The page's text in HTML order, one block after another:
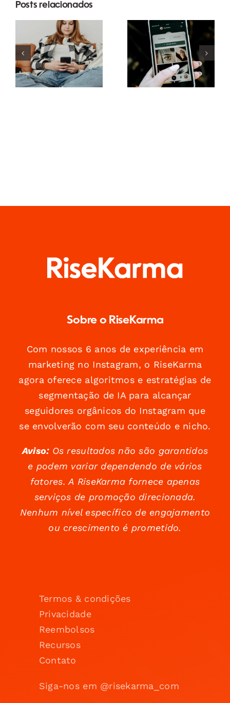
Posts relacionados
Estratégias
inovadoras
para
aumentar a
visibilidade
de grupos
no
Melhores
práticas
para usar
filtros de
realidade
aumentada
Sobre o RiseKarma
Com nossos 6 anos de experiência em
marketing no Instagram, o RiseKarma
agora oferece algoritmos e estratégias de
segmentação de IA para alcançar
seguidores orgânicos do Instagram que
se envolverão com seu conteúdo e nicho.
Aviso:Os resultados não são garantidos
e podem variar dependendo de vários
fatores. A RiseKarma fornece apenas
serviços de promoção direcionada.
Nenhum nível específico de engajamento
ou crescimento é prometido.
Termos & condições
Privacidade
Reembolsos
Recursos
Contato
Siga-nos em @risekarma_com